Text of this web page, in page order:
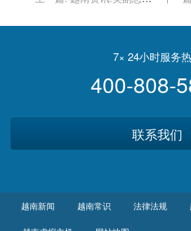
应对中国 汪文斌驳斥
统哈
7× 24小时服务
400-808-
联系我们
越南新闻 越南常识 法律法规